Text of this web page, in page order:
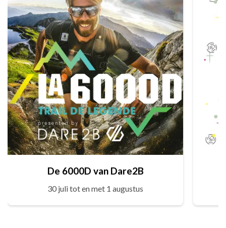
De 6000D van Dare2B
30 juli tot en met 1 augustus